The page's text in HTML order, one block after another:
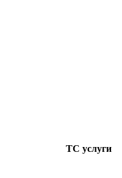
ТС услуги